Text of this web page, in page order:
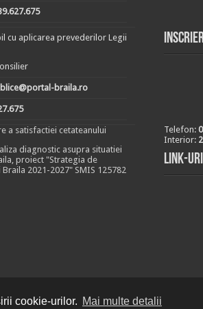
cookie-urilor. Mai multe detalii
cu aplicarea prevederilor Legii
braila.ro
a satisfactiei cetateanului
diagnostic asupra situatiei
proiect "Strategia de
2021-2027" SMIS 125782
Telefon:
Interior:
Link-